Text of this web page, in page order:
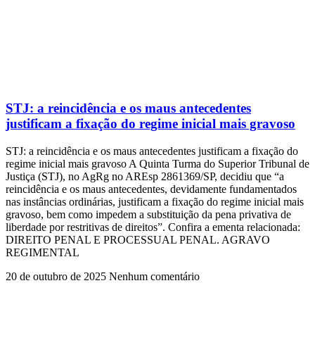
STJ: a reincidência e os maus antecedentes
justificam a fixação do regime inicial mais gravoso
STJ: a reincidência e os maus antecedentes justificam a fixação do
regime inicial mais gravoso A Quinta Turma do Superior Tribunal de
Justiça (STJ), no AgRg no AREsp 2861369/SP, decidiu que “a
reincidência e os maus antecedentes, devidamente fundamentados
nas instâncias ordinárias, justificam a fixação do regime inicial mais
gravoso, bem como impedem a substituição da pena privativa de
liberdade por restritivas de direitos”. Confira a ementa relacionada:
DIREITO PENAL E PROCESSUAL PENAL. AGRAVO
REGIMENTAL
20 de outubro de 2025 Nenhum comentário